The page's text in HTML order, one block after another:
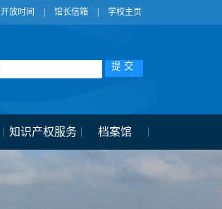
开放时间 馆长信箱 学校主页
知识产权服务 档案馆